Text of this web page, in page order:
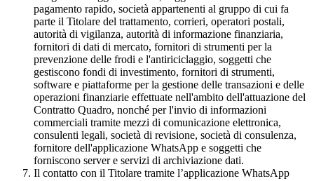
pagamento rapido, società appartenenti al gruppo di cui fa
parte il Titolare del trattamento, corrieri, operatori postali,
autorità di vigilanza, autorità di informazione finanziaria,
fornitori di dati di mercato, fornitori di strumenti per la
prevenzione delle frodi e l'antiriciclaggio, soggetti che
gestiscono fondi di investimento, fornitori di strumenti,
software e piattaforme per la gestione delle transazioni e delle
operazioni finanziarie effettuate nell'ambito dell'attuazione del
Contratto Quadro, nonché per l'invio di informazioni
commerciali tramite mezzi di comunicazione elettronica,
consulenti legali, società di revisione, società di consulenza,
fornitore dell'applicazione WhatsApp e soggetti che
forniscono server e servizi di archiviazione dati.
Il contatto con il Titolare tramite l’applicazione WhatsApp